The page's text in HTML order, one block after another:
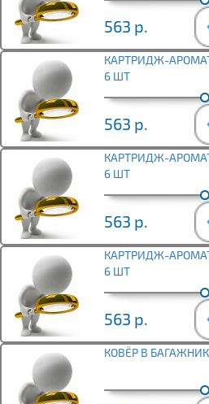
563 р.
КАРТРИДЖ-
6 ШТ
563 р.
КАРТРИДЖ-
6 ШТ
563 р.
КАРТРИДЖ-
6 ШТ
563 р.
КОВЁР В БАГАЖНИК